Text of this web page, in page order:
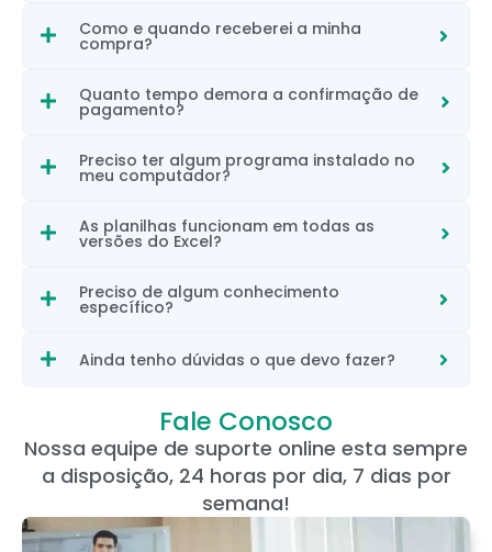
Como e quando receberei a minha
compra?
Quanto tempo demora a confirmação de
pagamento?
Preciso ter algum programa instalado no
meu computador?
As planilhas funcionam em todas as
versões do Excel?
Preciso de algum conhecimento
específico?
Ainda tenho dúvidas o que devo fazer?
Fale Conosco
Nossa equipe de suporte online esta sempre
a disposição, 24 horas por dia, 7 dias por
semana!